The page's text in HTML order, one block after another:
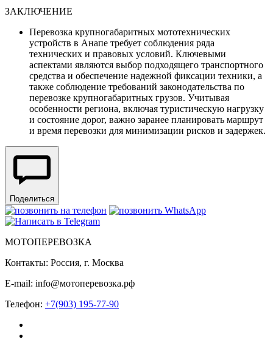
ЗАКЛЮЧЕНИЕ
Перевозка крупногабаритных мототехнических
устройств в Анапе требует соблюдения ряда
технических и правовых условий. Ключевыми
аспектами являются выбор подходящего транспортного
средства и обеспечение надежной фиксации техники, а
также соблюдение требований законодательства по
перевозке крупногабаритных грузов. Учитывая
особенности региона, включая туристическую нагрузку
и состояние дорог, важно заранее планировать маршрут
и время перевозки для минимизации рисков и задержек.
Поделиться
МОТОПЕРЕВОЗКА
Контакты: Россия, г. Москва
E-mail: info@мотоперевозка.рф
Телефон: +7(903) 195-77-90